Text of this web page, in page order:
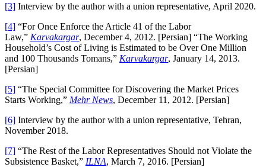
[3] Interview by the author with a union representative, April 2020.
[4] “For Once Enforce the Article 41 of the Labor
Law,” Karvakargar, December 4, 2012. [Persian] “The Working
Household’s Cost of Living is Estimated to be Over One Million
and 100 Thousands Tomans,” Karvakargar, January 14, 2013.
[Persian]
[5] “The Special Committee for Discovering the Market Prices
Starts Working,” Mehr News, December 11, 2012. [Persian]
[6] Interview by the author with a union representative, Tehran,
November 2018.
[7] “The Rest of the Labor Representatives Should not Violate the
Subsistence Basket,” ILNA, March 7, 2016. [Persian]